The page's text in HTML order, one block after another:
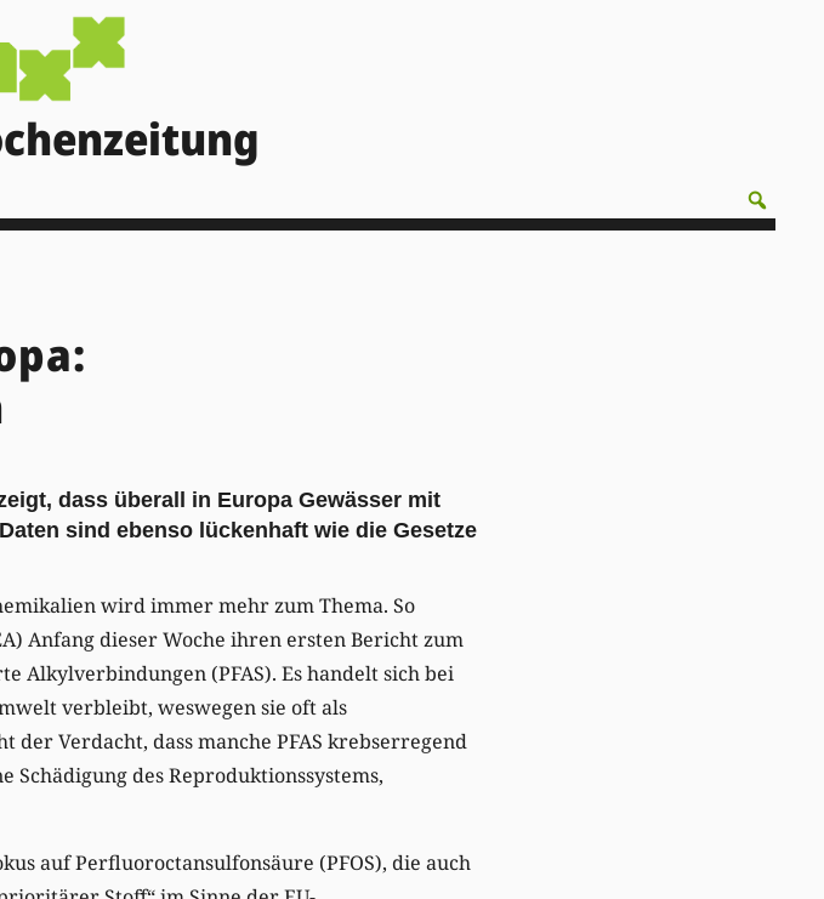
dass überall in Europa Gewässer mit
sind ebenso lückenhaft wie die Gesetze
wird immer mehr zum Thema. So
Anfang dieser Woche ihren ersten Bericht zum
Alkylverbindungen (PFAS). Es handelt sich bei
verbleibt, weswegen sie oft als
Verdacht, dass manche PFAS krebserregend
des Reproduktionssystems,
auf Perfluoroctansulfonsäure (PFOS), die auch